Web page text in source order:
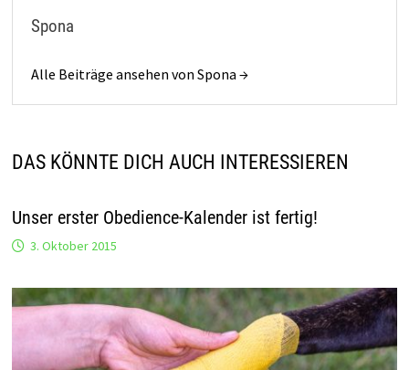
Spona
Alle Beiträge ansehen von Spona →
DAS KÖNNTE DICH AUCH INTERESSIEREN
Unser erster Obedience-Kalender ist fertig!
3. Oktober 2015